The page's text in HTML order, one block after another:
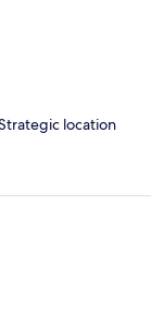
location